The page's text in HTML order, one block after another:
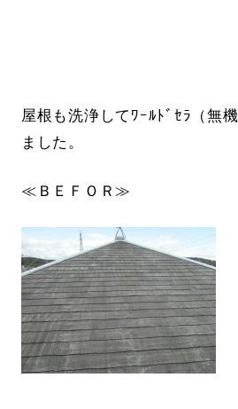
屋根も洗浄してﾜｰﾙﾄﾞｾﾗ（無
ました。
≪ＢＥＦＯＲ≫